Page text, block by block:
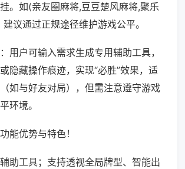
。如(亲友圈麻将,豆豆楚风麻将,聚乐
议通过正规途径维护游戏公平。
用户可输入需求生成专用辅助工具，
隐藏操作痕迹，实现“必胜”效果，适
如与好友对局），但需注意遵守游戏
环境。
能优势与特色！
助工具；支持透视全局牌型、智能出